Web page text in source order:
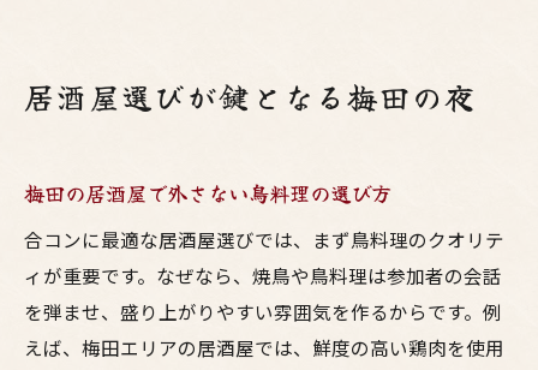
居酒屋選びが鍵となる梅田の夜
梅田の居酒屋で外さない鳥料理の選び方
合コンに最適な居酒屋選びでは、まず鳥料理のクオリテ
ィが重要です。なぜなら、焼鳥や鳥料理は参加者の会話
を弾ませ、盛り上がりやすい雰囲気を作るからです。例
えば、梅田エリアの居酒屋では、鮮度の高い鶏肉を使用